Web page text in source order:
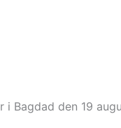
i Bagdad den 19